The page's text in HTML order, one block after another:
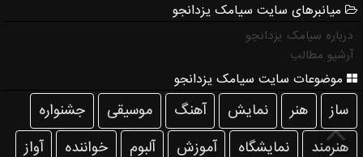
میانبرهای سایت سیامک یزدانجو
درباره سیامک یزدانجو
آرشیو مطالب
موضوعات سایت سیامک یزدانجو
ساز هنر نمایش آهنگ موسیقی
جشنواره
هنرمند
نمایشگاه آموزش آلبوم خواننده آواز